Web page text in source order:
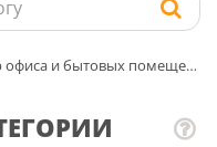
Видеообзор офиса и бытовых помещений для мастеров